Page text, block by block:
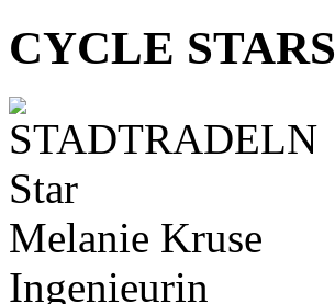
CYCLE STARS
Melanie Kruse
Ingenieurin